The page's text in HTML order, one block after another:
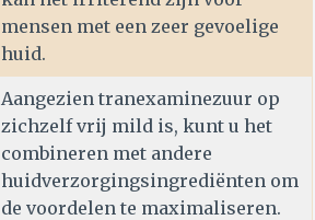
mensen met een zeer gevoelige
huid.
Aangezien tranexaminezuur op
zichzelf vrij mild is, kunt u het
combineren met andere
huidverzorgingsingrediënten om
de voordelen te maximaliseren.